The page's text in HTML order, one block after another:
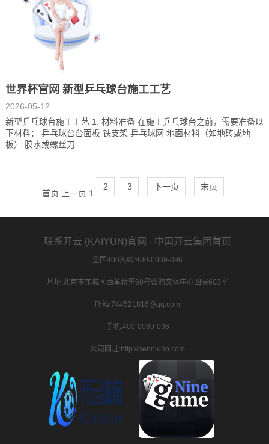
世界杯官网 新型乒乓球台施工工艺
2026-05-12
新型乒乓球台施工工艺 1. 材料准备 在施工乒乓球台之前，需要准备以
下材料： 乒乓球台台面板 铁支架 乒乓球网 地面材料（如地砖或地
板） 胶水或螺丝刀
首页 上一页 1
2 3 下一页 末页
联系开云 (KAIYUN)官网 - 中国开云集团首页
全国400热线:400-0069-096
地址:北京市东城区西革新里60号盛购文体中心四层603室
邮箱:744521816@qq.com
手机:400-0069-096
公司网址:http://benniuhb.com